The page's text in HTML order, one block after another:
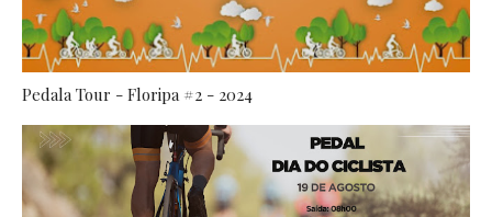
Pedala Tour - Floripa #2 - 2024